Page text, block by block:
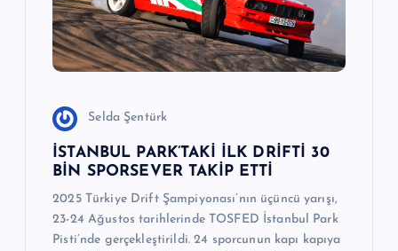
Selda Şentürk
İSTANBUL PARK’TAKİ İLK DRİFTİ 30
BİN SPORSEVER TAKİP ETTİ
2025 Türkiye Drift Şampiyonası’nın üçüncü yarışı,
23-24 Ağustos tarihlerinde TOSFED İstanbul Park
Pisti’nde gerçekleştirildi. 24 sporcunun kapı kapıya